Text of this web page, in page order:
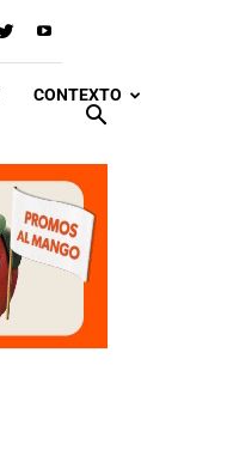
CONTEXTO